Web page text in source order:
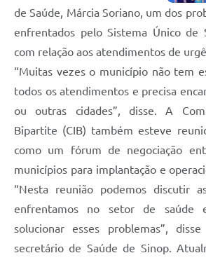
de Saúde, Márcia Soriano, um dos
enfrentados pelo Sistema Único de
com relação aos atendimentos de
“Muitas vezes o município não tem
todos os atendimentos e precisa
ou outras cidades”, disse. A
Bipartite (CIB) também esteve
como um fórum de negociação
municípios para implantação e
“Nesta reunião podemos discutir
enfrentamos no setor de saúde
solucionar esses problemas”,
secretário de Saúde de Sinop.